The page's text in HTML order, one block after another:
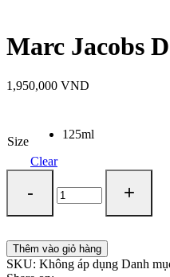
Marc Jacobs
1,950,000 VND
Size
125ml
Clear
Thêm vào giỏ hàng
SKU: Không áp dụng Danh